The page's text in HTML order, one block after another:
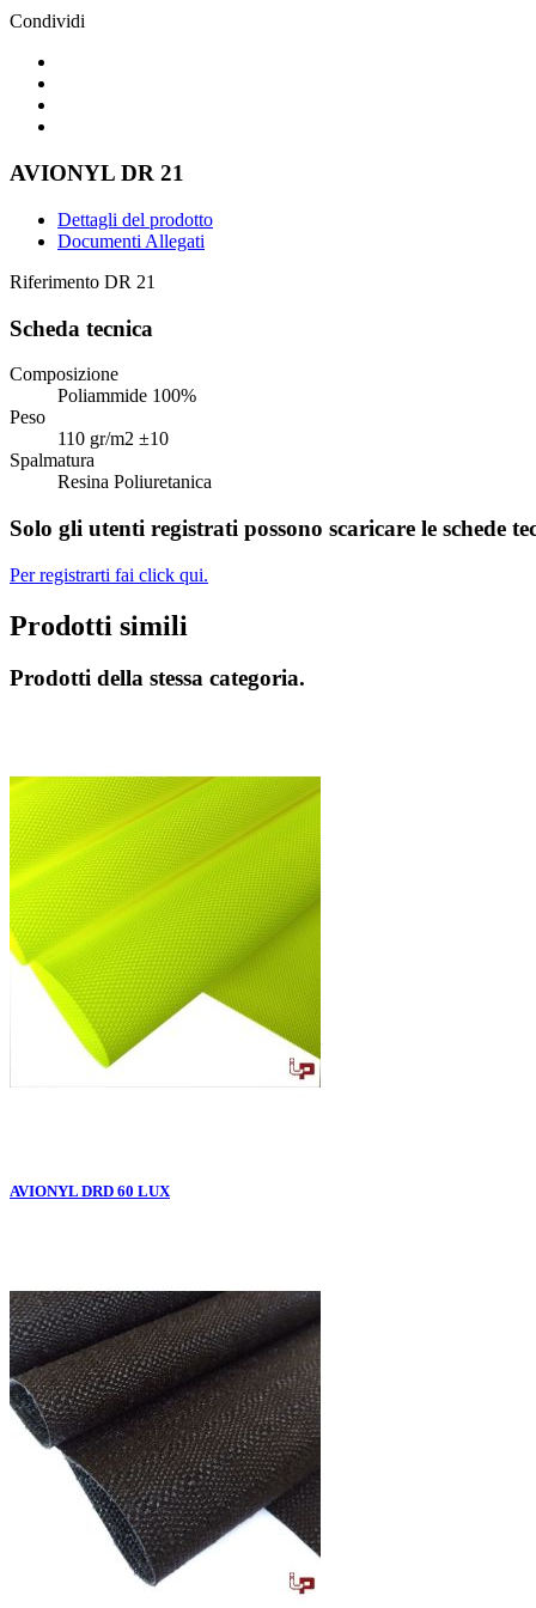
Condividi
AVIONYL DR 21
Dettagli del prodotto
Documenti Allegati
Riferimento DR 21
Scheda tecnica
Composizione
Poliammide 100%
Peso
110 gr/m2 ±10
Spalmatura
Resina Poliuretanica
Solo gli utenti registrati possono scaricare le schede
Per registrarti fai click qui.
Prodotti simili
Prodotti della stessa categoria.
AVIONYL DRD 60 LUX